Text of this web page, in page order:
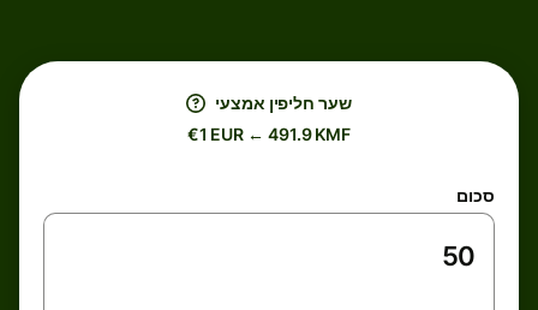
שער חליפין אמצעי
€1 EUR ← 491.9 KMF
סכום